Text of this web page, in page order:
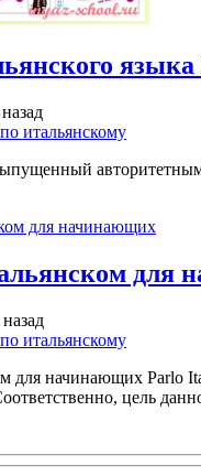
языка
итальянскому
для
итальянскому
для начинающих Parlo
цель